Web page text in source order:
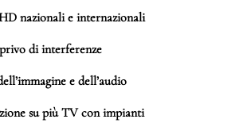
nazionali e internazionali
di interferenze
e dell’audio
su più TV con impianti